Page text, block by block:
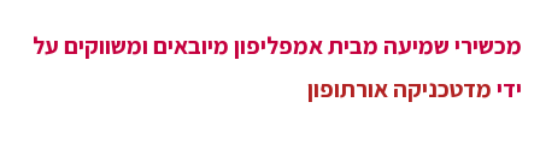
מכשירי שמיעה מבית אמפליפון מיובאים ומשווקים על
ידימדטכניקה אורתופון